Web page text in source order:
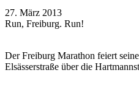
27. März 2013
Run, Freiburg. Run!
Der Freiburg Marathon feiert
Elsässerstraße über die